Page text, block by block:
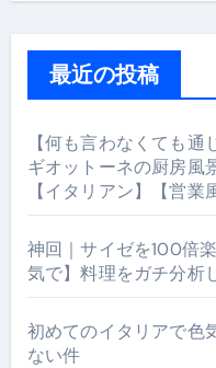
最近の投稿
【何も言わなくても
ギオットーネの厨房風
【イタリアン】【営業
神回｜サイゼを100倍
気で】料理をガチ分析
初めてのイタリアで色
ない件